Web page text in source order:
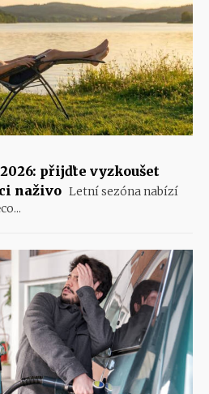
přijďte vyzkoušet
naživo Letní sezóna nabízí